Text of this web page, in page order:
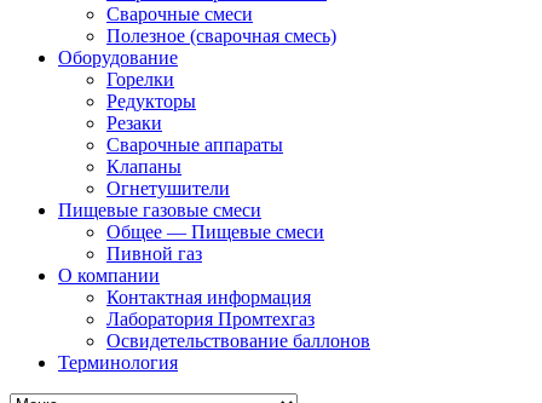
Сварочные смеси
Полезное (сварочная смесь)
Оборудование
Горелки
Редукторы
Резаки
Сварочные аппараты
Клапаны
Огнетушители
Пищевые газовые смеси
Общее — Пищевые смеси
Пивной газ
О компании
Контактная информация
Лаборатория Промтехгаз
Освидетельствование баллонов
Терминология